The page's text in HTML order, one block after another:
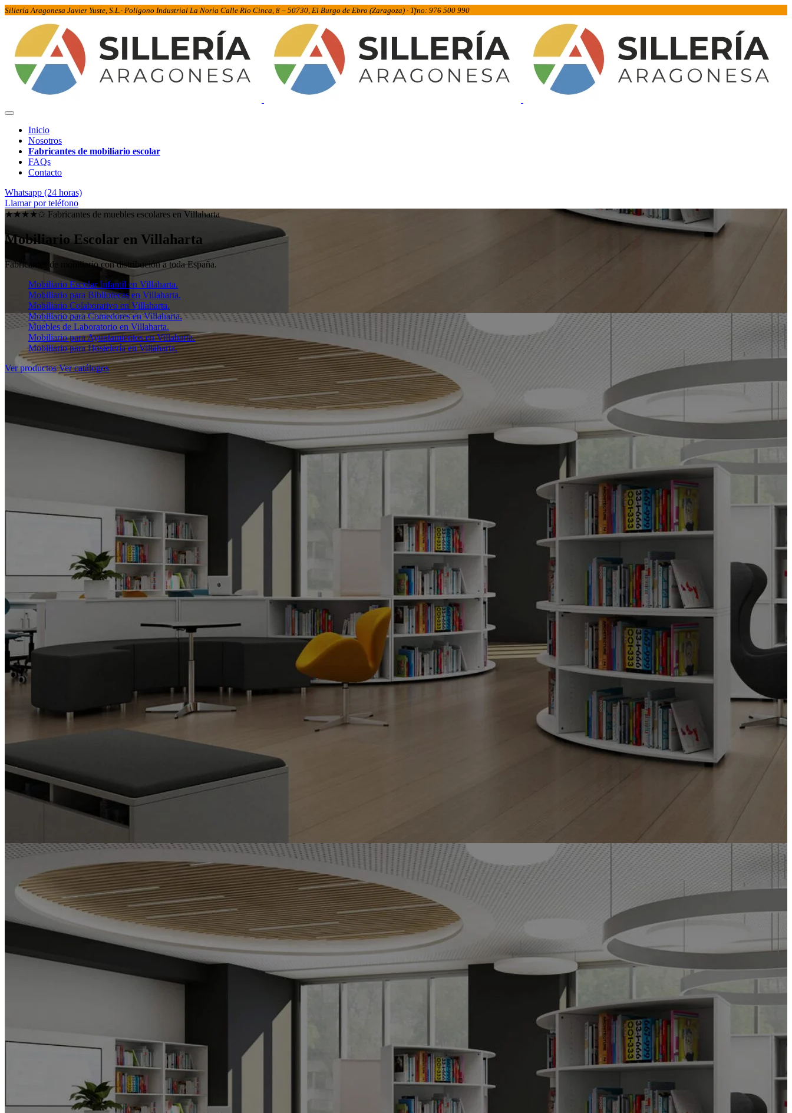
Sillería Aragonesa Javier Yuste, S.L.· Polígono Industrial La Noria Calle Río Cinca, 8 – 50730, El Burgo de Ebro (Zaragoza) · Tfno: 976 500 990
Inicio
Nosotros
Fabricantes de mobiliario escolar
FAQs
Contacto
Whatsapp (24 horas)
Llamar por teléfono
★★★★✩ Fabricantes de muebles escolares en Villaharta
Mobiliario Escolar en Villaharta
Fabricantes de mobiliario con distribución a toda España.
Mobiliario Escolar Infantil en Villaharta.
Mobiliario para Bibliotecas en Villaharta.
Mobiliario Colaborativo en Villaharta.
Mobiliario para Comedores en Villaharta.
Muebles de Laboratorio en Villaharta.
Mobiliario para Ayuntamientos en Villaharta.
Mobiliario para Hostelería en Villaharta.
Ver productos Ver catálogos